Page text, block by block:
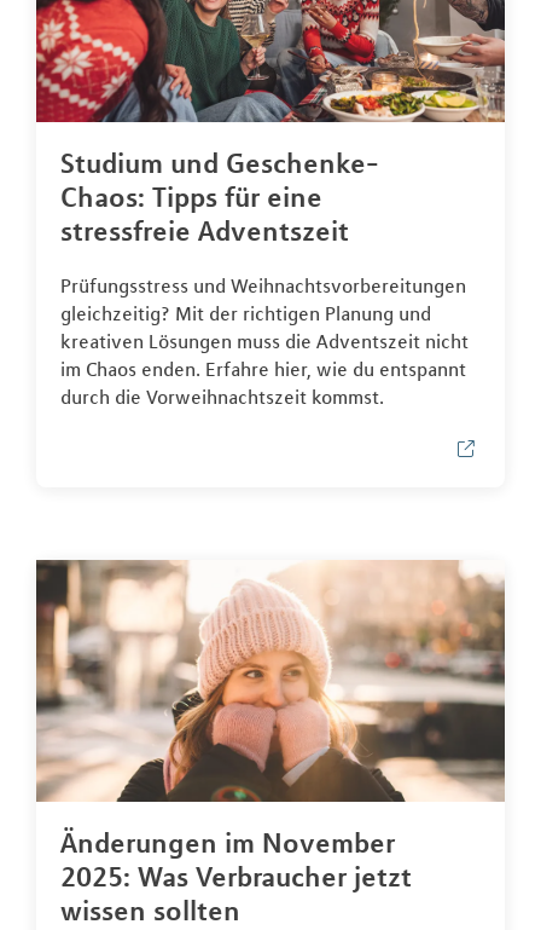
Studium und Geschenke-
Chaos: Tipps für eine
stressfreie Adventszeit
Prüfungsstress und Weihnachtsvorbereitungen
gleichzeitig? Mit der richtigen Planung und
kreativen Lösungen muss die Adventszeit nicht
im Chaos enden. Erfahre hier, wie du entspannt
durch die Vorweihnachtszeit kommst.
Änderungen im November
2025: Was Verbraucher jetzt
wissen sollten